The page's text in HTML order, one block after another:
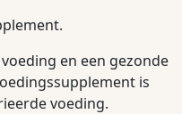
en een gezonde
is
voeding.